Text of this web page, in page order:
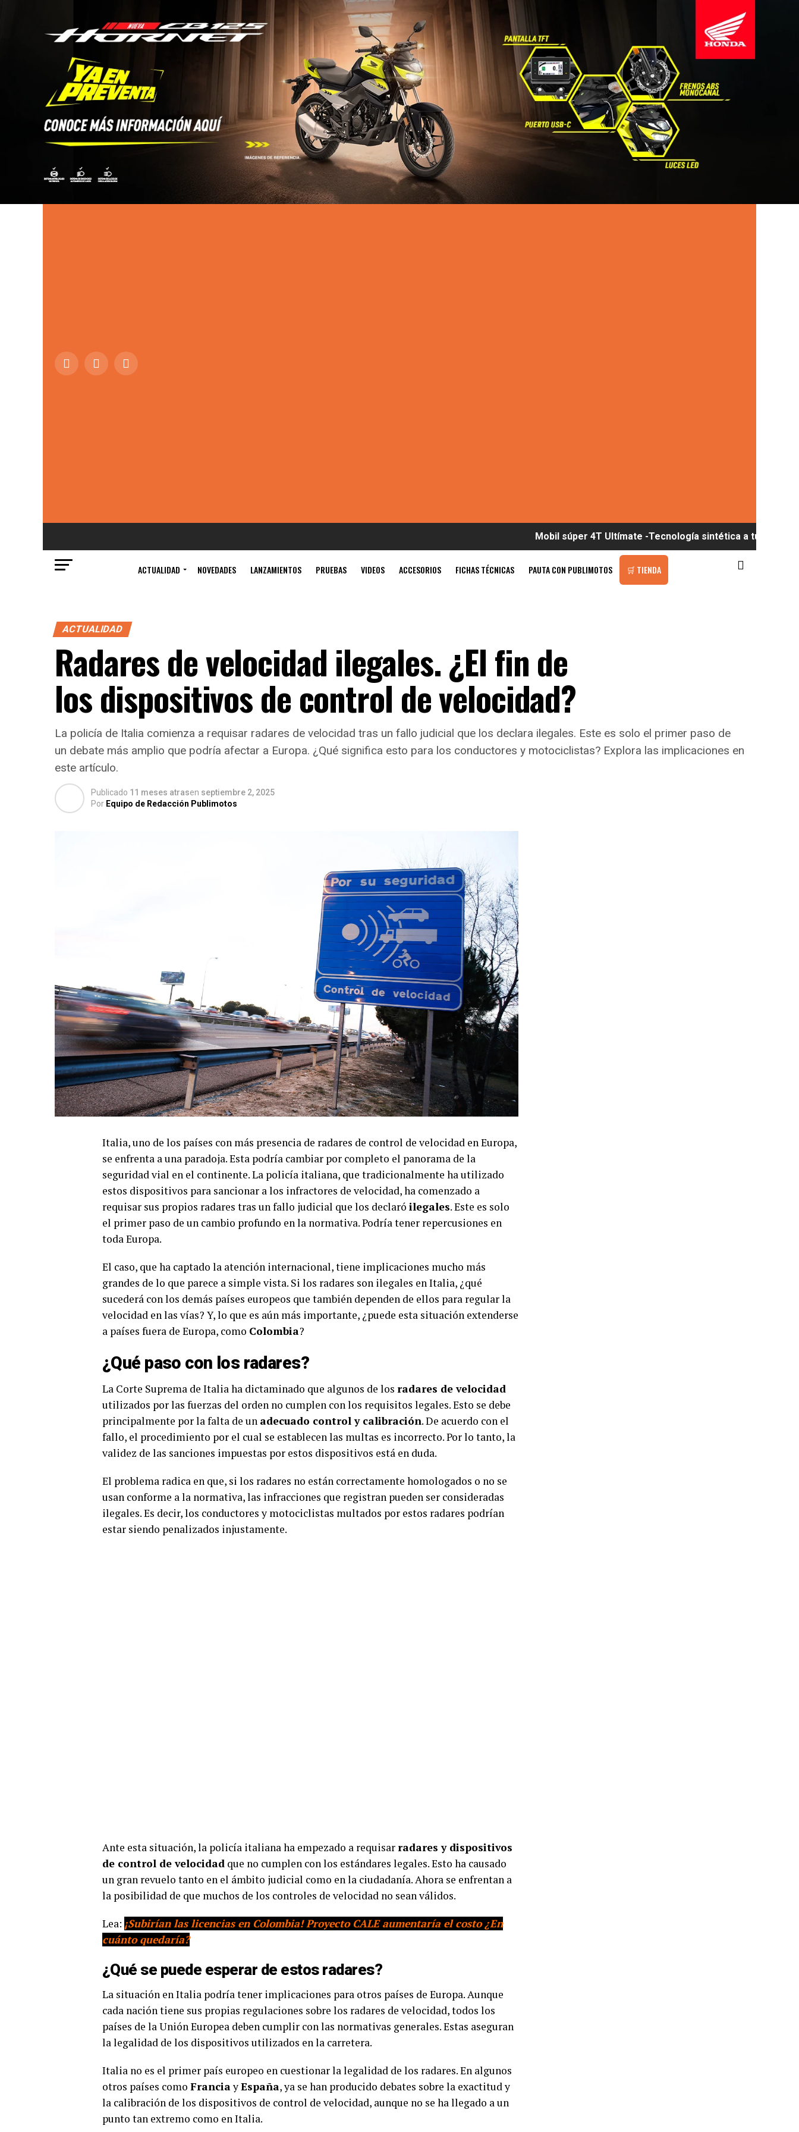
Mobil súper 4T Ultímate -Tecnología sintética a tu alcance
ACTUALIDAD NOVEDADES LANZAMIENTOS PRUEBAS VIDEOS ACCESORIOS FICHAS TÉCNICAS PAUTA CON PUBLIMOTOS 🛒 TIENDA
ACTUALIDAD
Radares de velocidad ilegales. ¿El fin de
los dispositivos de control de velocidad?
La policía de Italia comienza a requisar radares de velocidad tras un fallo judicial que los declara ilegales. Este es solo el primer paso de
un debate más amplio que podría afectar a Europa. ¿Qué significa esto para los conductores y motociclistas? Explora las implicaciones en
este artículo.
Publicado 11 meses atrasen septiembre 2, 2025
Por Equipo de Redacción Publimotos
Italia, uno de los países con más presencia de radares de control de velocidad en Europa,
se enfrenta a una paradoja. Esta podría cambiar por completo el panorama de la
seguridad vial en el continente. La policía italiana, que tradicionalmente ha utilizado
estos dispositivos para sancionar a los infractores de velocidad, ha comenzado a
requisar sus propios radares tras un fallo judicial que los declaró ilegales. Este es solo
el primer paso de un cambio profundo en la normativa. Podría tener repercusiones en
toda Europa.
El caso, que ha captado la atención internacional, tiene implicaciones mucho más
grandes de lo que parece a simple vista. Si los radares son ilegales en Italia, ¿qué
sucederá con los demás países europeos que también dependen de ellos para regular la
velocidad en las vías? Y, lo que es aún más importante, ¿puede esta situación extenderse
a países fuera de Europa, como Colombia?
¿Qué paso con los radares?
La Corte Suprema de Italia ha dictaminado que algunos de los radares de velocidad
utilizados por las fuerzas del orden no cumplen con los requisitos legales. Esto se debe
principalmente por la falta de un adecuado control y calibración. De acuerdo con el
fallo, el procedimiento por el cual se establecen las multas es incorrecto. Por lo tanto, la
validez de las sanciones impuestas por estos dispositivos está en duda.
El problema radica en que, si los radares no están correctamente homologados o no se
usan conforme a la normativa, las infracciones que registran pueden ser consideradas
ilegales. Es decir, los conductores y motociclistas multados por estos radares podrían
estar siendo penalizados injustamente.
Ante esta situación, la policía italiana ha empezado a requisarradares y dispositivos
de control de velocidad que no cumplen con los estándares legales. Esto ha causado
un gran revuelo tanto en el ámbito judicial como en la ciudadanía. Ahora se enfrentan a
la posibilidad de que muchos de los controles de velocidad no sean válidos.
Lea: ¡Subirían las licencias en Colombia! Proyecto CALE aumentaría el costo ¿En
cuánto quedaría?
¿Qué se puede esperar de estos radares?
La situación en Italia podría tener implicaciones para otros países de Europa. Aunque
cada nación tiene sus propias regulaciones sobre los radares de velocidad, todos los
países de la Unión Europea deben cumplir con las normativas generales. Estas aseguran
la legalidad de los dispositivos utilizados en la carretera.
Italia no es el primer país europeo en cuestionar la legalidad de los radares. En algunos
otros países como FranciayEspaña, ya se han producido debates sobre la exactitud y
la calibración de los dispositivos de control de velocidad, aunque no se ha llegado a un
punto tan extremo como en Italia.